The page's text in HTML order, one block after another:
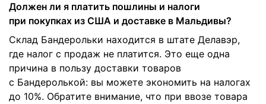
Должен ли я платить пошлины и налоги
при покупках из США и доставке в Мальдивы?
Склад Бандерольки находится в штате Делавэр,
где налог с продаж не платится. Это еще одна
причина в пользу доставки товаров
с Бандеролькой: вы можете экономить на налогах
до 10%. Обратите внимание, что при ввозе товара